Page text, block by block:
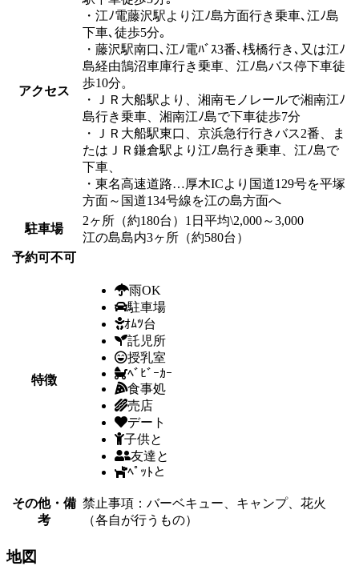
アクセス
・江ﾉ電藤沢駅より江ﾉ島方面行き乗車､江ﾉ島
下車､徒歩5分｡
・藤沢駅南口､江ﾉ電ﾊﾞｽ3番､桟橋行き､又は江ﾉ
島経由鵠沼車庫行き乗車、江ﾉ島バス停下車徒
歩10分。
・ＪＲ大船駅より、湘南モノレールで湘南江ﾉ
島行き乗車、湘南江ﾉ島で下車徒歩7分
・ＪＲ大船駅東口、京浜急行行きバス2番、ま
たはＪＲ鎌倉駅より江ﾉ島行き乗車、江ﾉ島で
下車、
・東名高速道路…厚木ICより国道129号を平塚
方面～国道134号線を江の島方面へ
駐車場
2ヶ所（約180台）1日平均\2,000～3,000
江の島島内3ヶ所（約580台）
予約可不可
特徴
雨OK
駐車場
ｵﾑﾂ台
託児所
授乳室
ﾍﾞﾋﾞｰｶｰ
食事処
売店
デート
子供と
友達と
ﾍﾟｯﾄと
その他・備
考
禁止事項：バーベキュー、キャンプ、花火
（各自が行うもの）
地図